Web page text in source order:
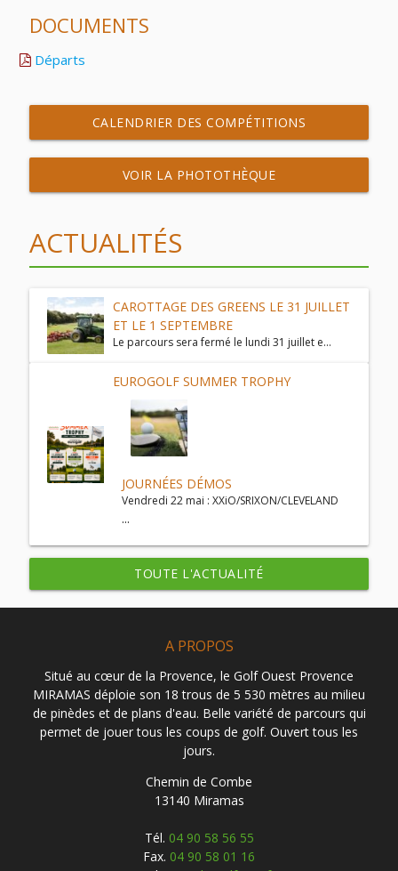
DOCUMENTS
Départs
CALENDRIER DES COMPÉTITIONS
VOIR LA PHOTOTHÈQUE
ACTUALITÉS
CAROTTAGE DES GREENS LE 31 JUILLET
ET LE 1 SEPTEMBRE
Le parcours sera fermé le lundi 31 juillet e...
EUROGOLF SUMMER TROPHY
JOURNÉES DÉMOS
Vendredi 22 mai : XXiO/SRIXON/CLEVELAND
...
TOUTE L'ACTUALITÉ
A PROPOS
Situé au cœur de la Provence, le Golf Ouest Provence
MIRAMAS déploie son 18 trous de 5 530 mètres au milieu
de pinèdes et de plans d'eau. Belle variété de parcours qui
permet de jouer tous les coups de golf. Ouvert tous les
jours.
Chemin de Combe
13140 Miramas
Tél. 04 90 58 56 55
Fax. 04 90 58 01 16